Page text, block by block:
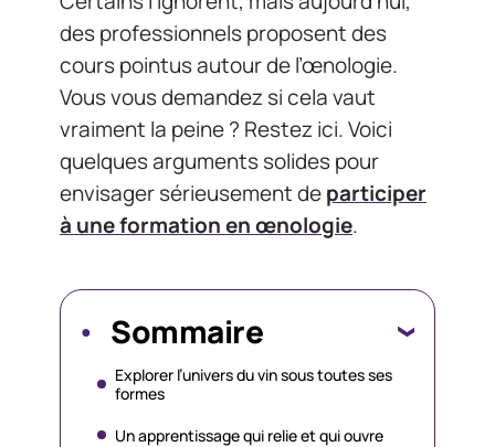
des professionnels proposent des
cours pointus autour de l’œnologie.
Vous vous demandez si cela vaut
vraiment la peine ? Restez ici. Voici
quelques arguments solides pour
envisager sérieusement departiciper
à une formation en œnologie.
Sommaire
Explorer l’univers du vin sous toutes ses
formes
Un apprentissage qui relie et qui ouvre